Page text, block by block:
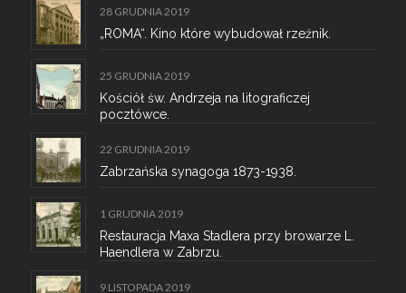
28 GRUDNIA 2019
„ROMA“. Kino które wybudował rzeźnik.
25 GRUDNIA 2019
Kościół św. Andrzeja na litograficzej
pocztówce.
22 GRUDNIA 2019
Zabrzańska synagoga 1873-1938.
1 GRUDNIA 2019
Restauracja Maxa Stadlera przy browarze L.
Haendlera w Zabrzu.
9 LISTOPADA 2019